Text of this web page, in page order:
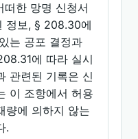
한 망명 신청서
정보, § 208.30에
는 공포 결정과
에 따라 실시
관련된 기록은 신
이 조항에서 허용
량에 의하지 않는
.